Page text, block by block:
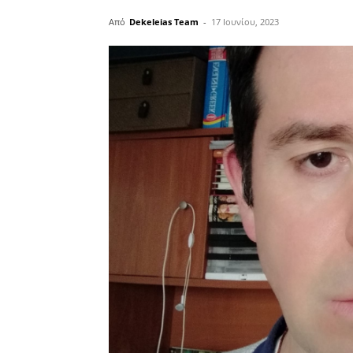
Από Dekeleias Team - 17 Ιουνίου, 2023